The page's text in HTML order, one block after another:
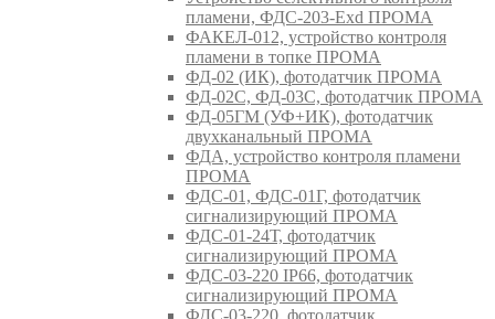
пламени, ФДС-203-Exd ПРОМА
ФАКЕЛ-012, устройство контроля
пламени в топке ПРОМА
ФД-02 (ИК), фотодатчик ПРОМА
ФД-02С, ФД-03С, фотодатчик ПРОМА
ФД-05ГМ (УФ+ИК), фотодатчик
двухканальный ПРОМА
ФДА, устройство контроля пламени
ПРОМА
ФДС-01, ФДС-01Г, фотодатчик
сигнализирующий ПРОМА
ФДС-01-24Т, фотодатчик
сигнализирующий ПРОМА
ФДС-03-220 IP66, фотодатчик
сигнализирующий ПРОМА
ФДС-03-220, фотодатчик